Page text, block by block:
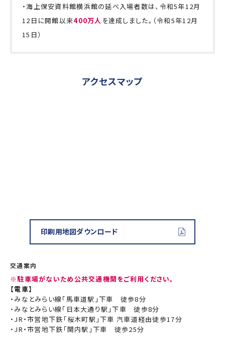
・海上保安資料館横浜館の延べ入場者数は、令和5年12月
12日に開館以来400万人 を達成しました。（令和5年12月
15日）
アクセスマップ
印刷用地図ダウンロード
交通案内
※駐車場がないため公共交通機関をご利用ください。
【電車】
・みなとみらい線「馬車道駅」下車 徒歩8分
・みなとみらい線「日本大通り駅」下車 徒歩8分
・JR・市営地下鉄「桜木町駅」下車 汽車道経由徒歩17分
・JR・市営地下鉄「関内駅」下車 徒歩25分